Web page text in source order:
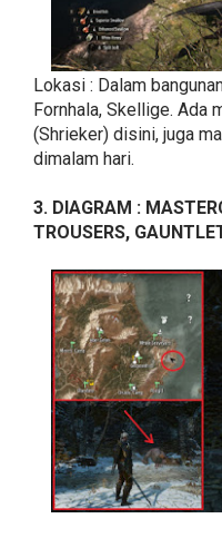
Lokasi : Dalam
Fornhala, Skellige. Ada
(Shrieker) disini, juga
dimalam hari.
3. DIAGRAM :
TROUSERS,